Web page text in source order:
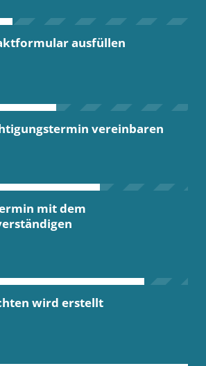
ausfüllen
vereinbaren
mit dem
wird erstellt